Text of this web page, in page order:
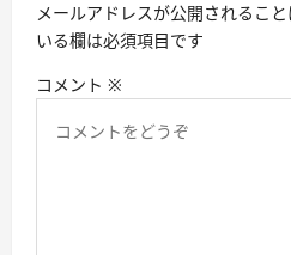
ン
メールアドレスが公開されること
いる欄は必須項目です
コメント ※